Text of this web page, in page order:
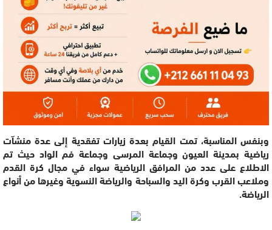
وبنفس المناسبة، تمت القيام بعدة زيارات تفقدية إلى عدة منشآت
رياضية بمدينة العيون وجماعة المرسى وجماعة فم الواد حيث تم
الاطلاع على عدد من المرافق الرياضية سواء في مجال كرة القدم
وملاعب القرب وكرة اليد والسباحة والرياضة النسوية وغيرها من أنواع
الرياضة.